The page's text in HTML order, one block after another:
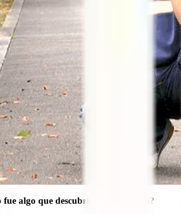
algo que descubriste poco a poco?